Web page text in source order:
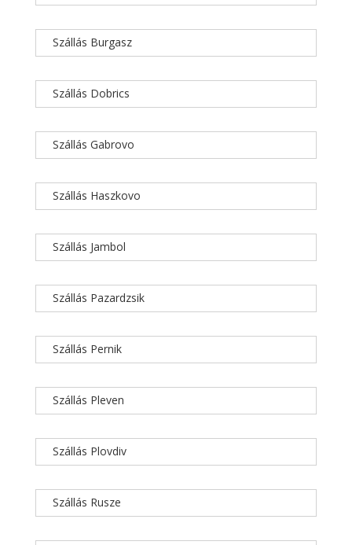
Szállás Burgasz
Szállás Dobrics
Szállás Gabrovo
Szállás Haszkovo
Szállás Jambol
Szállás Pazardzsik
Szállás Pernik
Szállás Pleven
Szállás Plovdiv
Szállás Rusze